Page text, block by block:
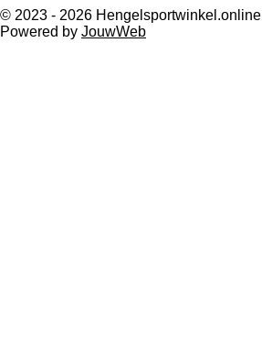
© 2023 - 2026 Hengelsportwinkel.online
Powered by JouwWeb